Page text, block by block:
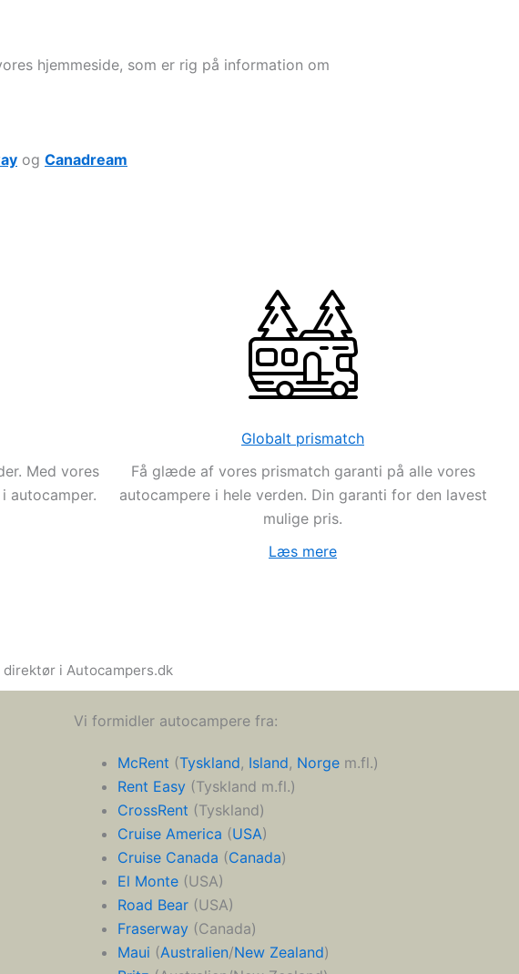
hjemmeside, som er rig på information om
og Canadream
Med vores
autocamper.
Globalt prismatch
Få glæde af vores prismatch garanti på alle vores
autocampere i hele verden. Din garanti for den lavest
mulige pris.
Læs mere
i Autocampers.dk
Vi formidler autocampere fra:
McRent (Tyskland, Island, Norge m.fl.)
Rent Easy (Tyskland m.fl.)
CrossRent (Tyskland)
Cruise America (USA)
Cruise Canada (Canada)
El Monte (USA)
Road Bear (USA)
Fraserway (Canada)
Maui (Australien/New Zealand)